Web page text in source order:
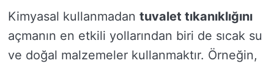
Kimyasal kullanmadan tuvalet tıkanıklığını
açmanın en etkili yollarından biri de sıcak su
ve doğal malzemeler kullanmaktır. Örneğin,